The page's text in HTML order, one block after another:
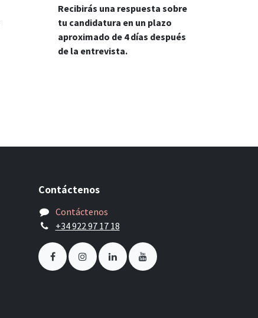
Recibirás una respuesta sobre
tu candidatura en un plazo
aproximado de 4 días después
de la entrevista.
Contáctenos
Contáctenos
+34 922 97 17 18